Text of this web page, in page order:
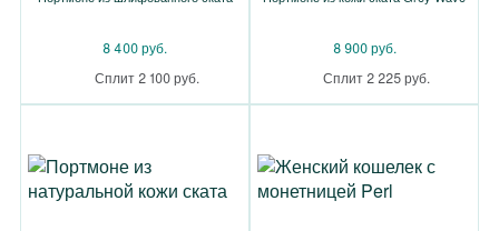
8 400 руб.
Сплит 2 100 руб.
8 900 руб.
Сплит 2 225 руб.